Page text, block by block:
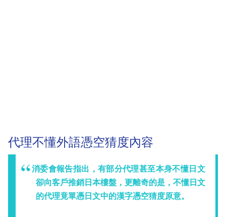
代理不懂外語憑空猜度內容
消委會報告指出，有部分代理甚至本身不懂日文
卻向客戶推銷日本樓盤，更離奇的是，不懂日文
的代理竟單憑日文中的漢字憑空猜度原意。